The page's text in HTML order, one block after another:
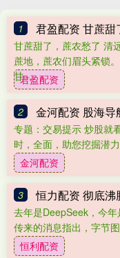
1 君盈配资 甘蔗甜
甘蔗甜了，蔗农愁了 清
蔗地，蔗农们眉头紧锁
甘....
君盈配资
2
专题：交易提示 炒股就
时，全面，助您挖掘潜
金河配资
3
去年是DeepSeek，今
传来的消息指出，字节
恒利配资